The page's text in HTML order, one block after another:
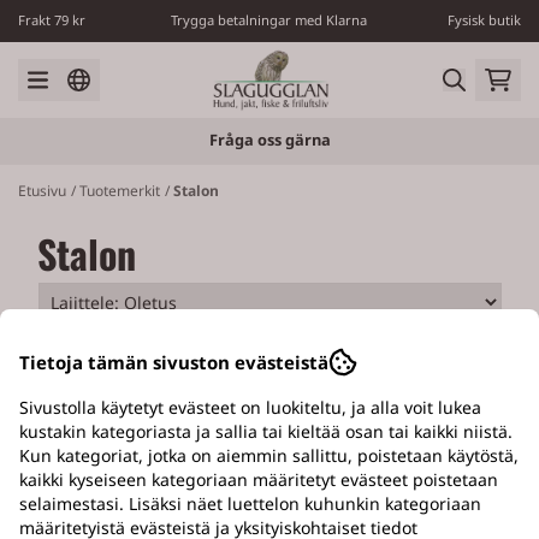
Siirry sisältöön
Frakt 79 kr Trygga betalningar med Klarna Fysisk butik
Fråga oss gärna
Etusivu /Tuotemerkit /Stalon
Stalon
EGEN VERKSTAD
Med tillverkning av Slagugglans hundluckor
Tietoja tämän sivuston evästeistä
Sivustolla käytetyt evästeet on luokiteltu, ja alla voit lukea
kustakin kategoriasta ja sallia tai kieltää osan tai kaikki niistä.
Kun kategoriat, jotka on aiemmin sallittu, poistetaan käytöstä,
kaikki kyseiseen kategoriaan määritetyt evästeet poistetaan
selaimestasi. Lisäksi näet luettelon kuhunkin kategoriaan
määritetyistä evästeistä ja yksityiskohtaiset tiedot